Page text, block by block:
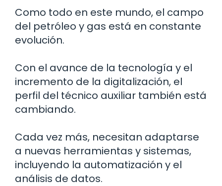
Como todo en este mundo, el campo
del petróleo y gas está en constante
evolución.
Con el avance de la tecnología y el
incremento de la digitalización, el
perfil del técnico auxiliar también está
cambiando.
Cada vez más, necesitan adaptarse
a nuevas herramientas y sistemas,
incluyendo la automatización y el
análisis de datos.